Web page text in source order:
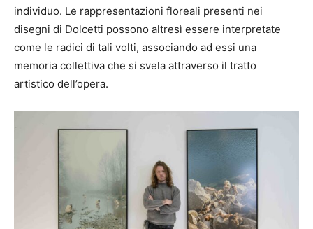
individuo. Le rappresentazioni floreali presenti nei
disegni di Dolcetti possono altresì essere interpretate
come le radici di tali volti, associando ad essi una
memoria collettiva che si svela attraverso il tratto
artistico dell’opera.